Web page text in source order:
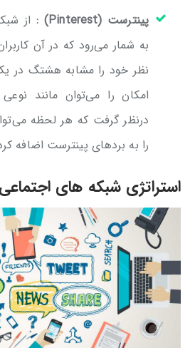
پینترست (Pinterest)
:از
به شمار می‌رود که در آن
نظر خود را مشابه هشتگ در
امکان را می‌توان مانند نوعی
درنظر گرفت که هر لحظه
را به بردهای پینترست اضافه
استراتژی شبکه های اجتماعی